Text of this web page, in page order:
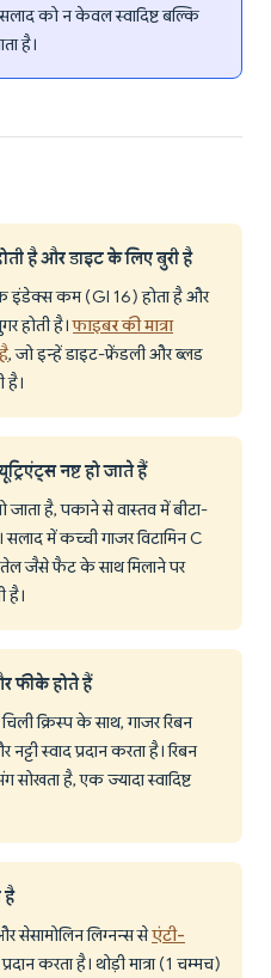
को न केवल स्वादिष्ट बल्कि
है।
है और डाइट के लिए बुरी है
इंडेक्स कम (GI 16) होता है और
होती है।फाइबर की मात्रा
, जो इन्हें डाइट-फ्रेंडली और ब्लड
है।
नष्ट हो जाते हैं
जाता है, पकाने से वास्तव में बीटा-
में कच्ची गाजर विटामिन C
जैसे फैट के साथ मिलाने पर
है।
फीके होते हैं
क्रिस्प के साथ, गाजर रिबन
स्वाद प्रदान करता है। रिबन
सोखता है, एक ज्यादा स्वादिष्ट
है
सेसामोलिन लिग्नन्स सेएंटी-
प्रदान करता है। थोड़ी मात्रा (1 चम्मच)